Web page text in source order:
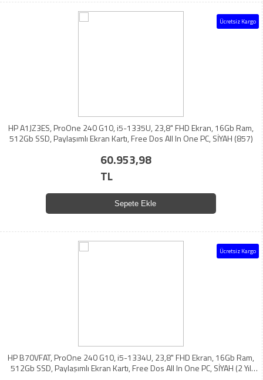
Ücretsiz Kargo
HP A1JZ3ES, ProOne 240 G10, i5-1335U, 23,8" FHD Ekran, 16Gb Ram,
512Gb SSD, Paylaşımlı Ekran Kartı, Free Dos All In One PC, SİYAH (857)
60.953,98
TL
Sepete Ekle
Ücretsiz Kargo
HP B70VFAT, ProOne 240 G10, i5-1334U, 23,8" FHD Ekran, 16Gb Ram,
512Gb SSD, Paylaşımlı Ekran Kartı, Free Dos All In One PC, SİYAH (2 Yıl